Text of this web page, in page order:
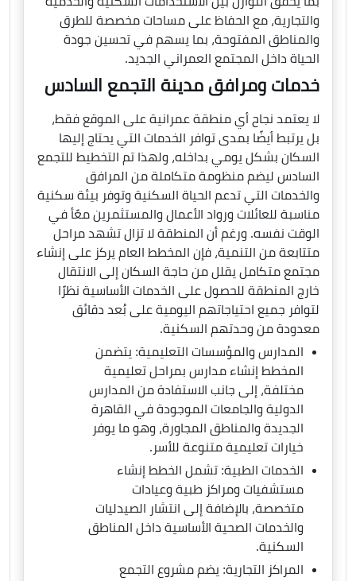
والتجارية، مع الحفاظ على مساحات مخصصة للطرق
والمناطق المفتوحة، بما يسهم في تحسين جودة
الحياة داخل المجتمع العمراني الجديد.
خدمات ومرافق مدينة التجمع السادس
لا يعتمد نجاح أي منطقة عمرانية على الموقع فقط،
بل يرتبط أيضًا بمدى توافر الخدمات التي يحتاج إليها
السكان بشكل يومي بداخله، ولهذا تم التخطيط للتجمع
السادس ليضم منظومة متكاملة من المرافق
والخدمات التي تدعم الحياة السكنية وتوفر بيئة سكنية
مناسبة للعائلات ورواد الأعمال والمستثمرين معًأ في
الوقت نفسه. ورغم أن المنطقة لا تزال تشهد مراحل
متتابعة من التنمية، فإن المخطط العام يركز على إنشاء
مجتمع متكامل يقلل من حاجة السكان إلى الانتقال
خارج المنطقة للحصول على الخدمات الأساسية نظرًا
لتوافر جميع احتياجاتهم اليومية على بُعد دقائق
معدودة من وحدتهم السكنية.
المدارس والمؤسسات التعليمية: يتضمن
المخطط إنشاء مدارس بمراحل تعليمية
مختلفة، إلى جانب الاستفادة من المدارس
الدولية والجامعات الموجودة في القاهرة
الجديدة والمناطق المجاورة، وهو ما يوفر
خيارات تعليمية متنوعة للأسر.
الخدمات الطبية: تشمل الخطط إنشاء
مستشفيات ومراكز طبية وعيادات
متخصصة، بالإضافة إلى انتشار الصيدليات
والخدمات الصحية الأساسية داخل المناطق
السكنية.
المراكز التجارية: يضم مشروع التجمع